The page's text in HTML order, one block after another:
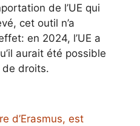
de l’UE qui
cet outil n’a
en 2024, l’UE a
aurait été possible
de droits.
d’Erasmus, est